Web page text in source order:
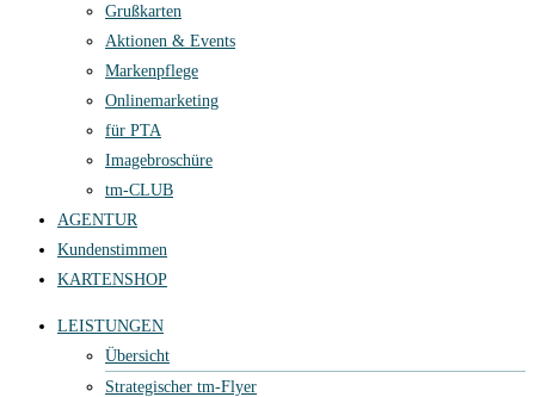
Grußkarten
Aktionen & Events
Markenpflege
Onlinemarketing
für PTA
Imagebroschüre
tm-CLUB
AGENTUR
Kundenstimmen
KARTENSHOP
LEISTUNGEN
Übersicht
Strategischer tm-Flyer